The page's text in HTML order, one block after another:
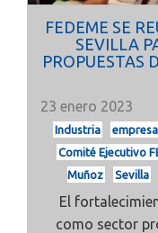
FEDEME SE
SEVILLA
PROPUESTAS
23 enero 2023
Industria
Comité Ejecutivo
Muñoz
Sevilla
El
como sector